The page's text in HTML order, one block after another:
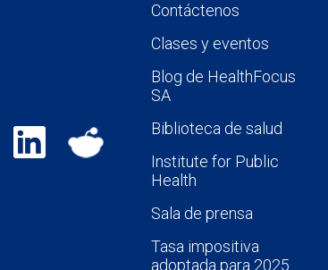
Contáctenos
Clases y eventos
Blog de HealthFocus
SA
Biblioteca de salud
Institute for Public
Health
Sala de prensa
Tasa impositiva
adoptada para 2025